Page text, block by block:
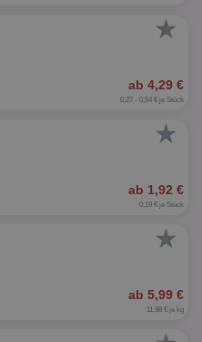
★
ab 4,29 €
0,27 - 0,54 € je Stück
★
ab 1,92 €
0,19 € je Stück
★
ab 5,99 €
11,98 € je kg